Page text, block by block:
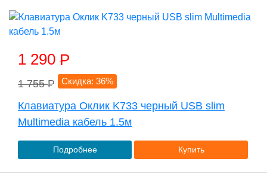
1 290 P
1 755P Скидка: 36%
Клавиатура Оклик K733 черный USB slim
Multimedia кабель 1.5м
Подробнее Купить